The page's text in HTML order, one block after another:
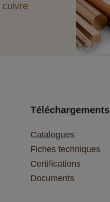
Téléchargements
Catalogues
Fiches techniques
Certifications
Documents